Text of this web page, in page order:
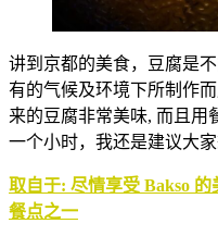
讲到京都的美食，豆腐是
有的气候及环境下所制作
来的豆腐非常美味, 而且用
一个小时，我还是建议大
取自于: 尽情享受 Bakso
餐点之一